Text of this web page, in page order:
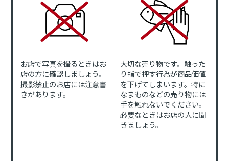
お店で写真を撮るときはお
店の方に確認しましょう。
撮影禁止のお店には注意書
きがあります。
大切な売り物です。触った
り指で押す行為が商品価値
を下げてしまいます。特に
なまものなどの売り物には
手を触れないでください。
必要なときはお店の人に聞
きましょう。